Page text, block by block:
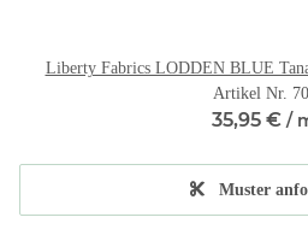
Liberty Fabrics LODDEN BLUE
Artikel Nr.
35,95 €/
Muster